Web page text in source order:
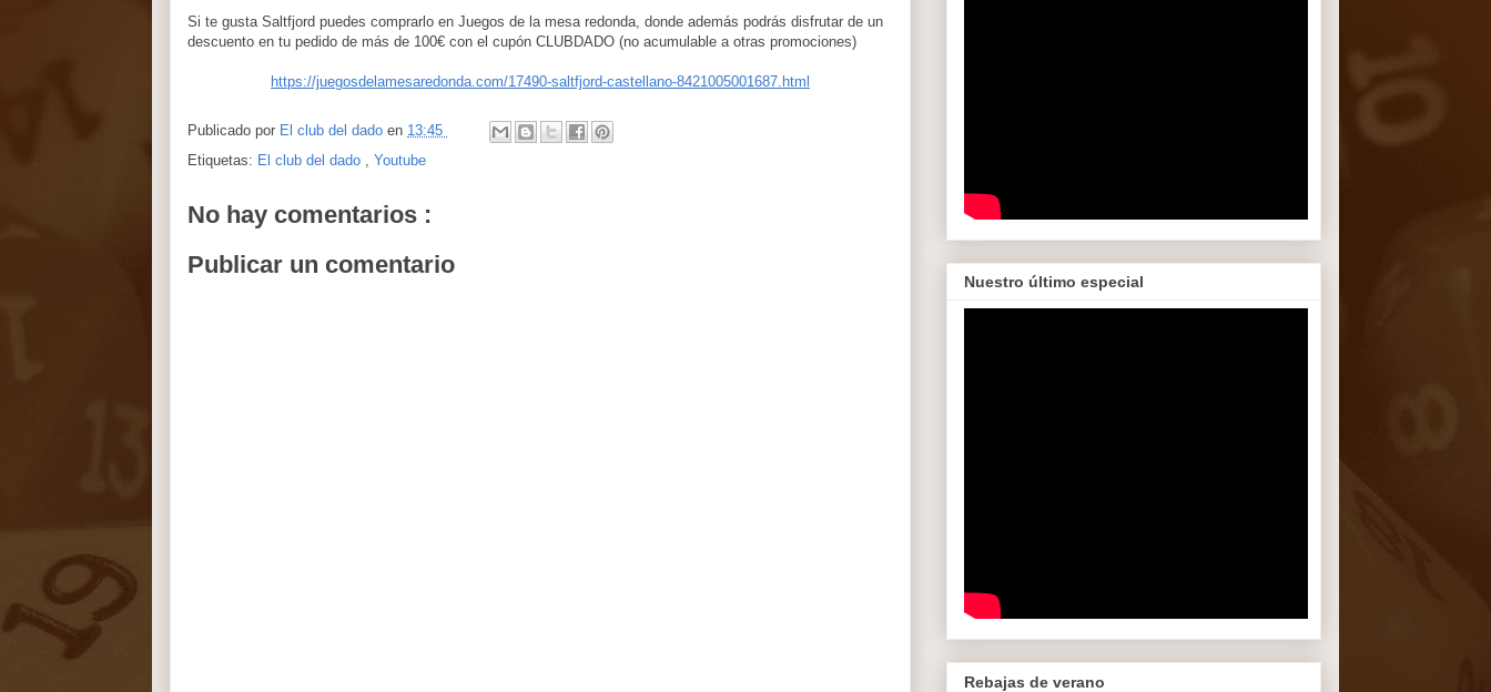
Si te gusta Saltfjord puedes comprarlo en Juegos de la mesa redonda, donde además podrás disfrutar de un
descuento en tu pedido de más de 100€ con el cupón CLUBDADO (no acumulable a otras promociones)
https://juegosdelamesaredonda.com/17490-saltfjord-castellano-8421005001687.html
Publicado por El club del dado en 13:45
Etiquetas: El club del dado Youtube
No hay comentarios :
Publicar un comentario
Nuestro último especial
Rebajas de verano